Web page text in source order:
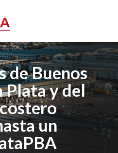
de Buenos
Plata y del
un